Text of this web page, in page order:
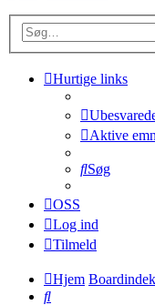
Hurtige links
Aktive
Søg
OSS
Log ind
Tilmeld
Hjem
Søg